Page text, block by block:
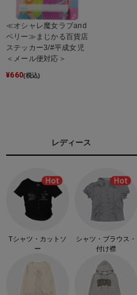
≪オシャレ魔女ラブand
ベリー≫まじかる百貨店
ステッカー3/#平成女児
＜メール便対応＞
¥660(税込)
レディース
Tシャツ・カットソ
ー
シャツ・ブラウス・
付け襟